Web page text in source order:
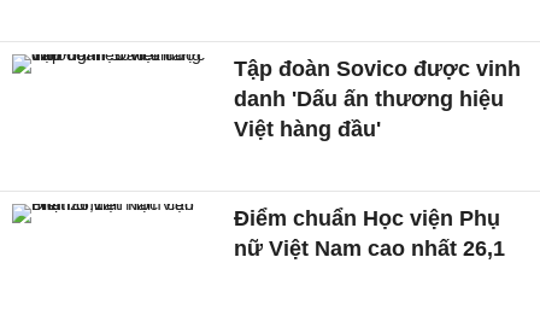
Tập đoàn Sovico được vinh
danh 'Dấu ấn thương hiệu
Việt hàng đầu'
Điểm chuẩn Học viện Phụ
nữ Việt Nam cao nhất 26,1